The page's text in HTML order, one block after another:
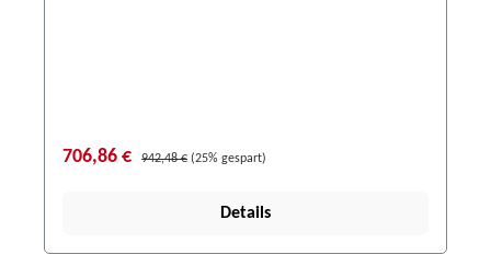
706,86 € 942,48 € (25% gespart)
Details